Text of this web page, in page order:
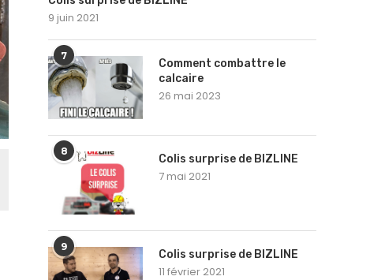
9 juin 2021
7
Comment combattre le
calcaire
26 mai 2023
8
Colis surprise de BIZLINE
7 mai 2021
9
Colis surprise de BIZLINE
11 février 2021